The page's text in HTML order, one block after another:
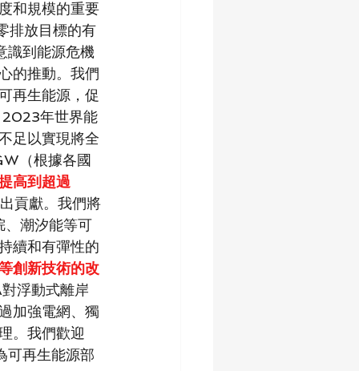
和規模的重要
排放目標的有
識到能源危機
的推動。我們
再生能源，促
2023年世界能
足以實現將全
（根據各國
高到超過
貢獻。我們將
、潮汐能等可
續和有彈性的
創新技術的改
浮動式離岸
加強電網、獨
。我們歡迎
可再生能源部